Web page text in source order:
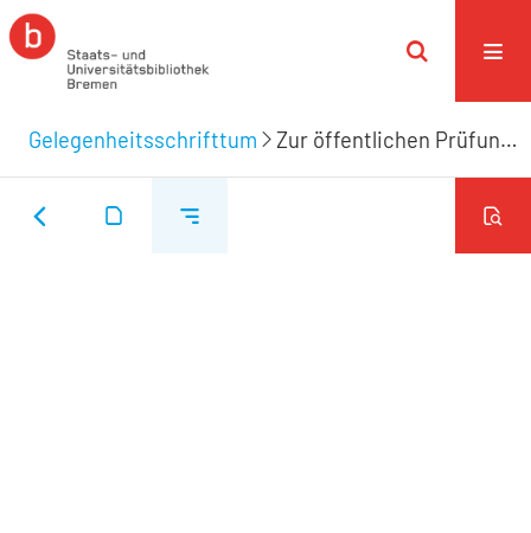
Gelegenheitsschrifttum Zur öffentlichen Prüfung der Zöglinge der Kirchspiels-Schule zu St. Pauli am 22. Juni 1823